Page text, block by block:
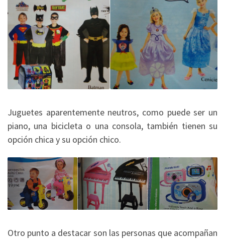
Juguetes aparentemente neutros, como puede ser un
piano, una bicicleta o una consola, también tienen su
opción chica y su opción chico.
Otro punto a destacar son las personas que acompañan